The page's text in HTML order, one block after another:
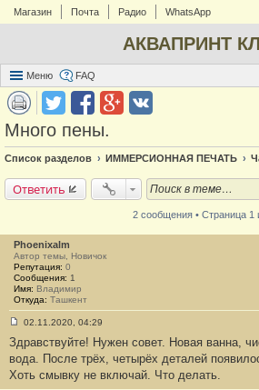
Магазин Почта Радио WhatsApp
АКВАПРИНТ
Меню FAQ
Много пены.
Список разделов ИММЕРСИОННАЯ ПЕЧАТЬ
Ответить
2 сообщения • Страница 1
Phoenixalm
Автор темы, Новичок
Репутация: 0
Сообщения: 1
Имя: Владимир
Откуда: Ташкент
о
о
б
щ
02.11.2020, 04:29
Здравствуйте! Нужен совет. Новая ванна,
вода. После трёх, четырёх деталей
Хоть смывку не включай. Что делать.